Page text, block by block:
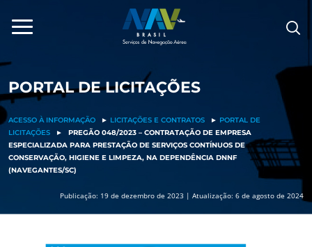
para
conteúdo
PORTAL DE LICITAÇÕES
ACESSO À INFORMAÇÃO ► LICITAÇÕES E CONTRATOS ► PORTAL DE
LICITAÇÕES
►
PREGÃO 048/2023 – CONTRATAÇÃO DE EMPRESA
ESPECIALIZADA PARA PRESTAÇÃO DE SERVIÇOS CONTÍNUOS DE
CONSERVAÇÃO, HIGIENE E LIMPEZA, NA DEPENDÊNCIA DNNF
(NAVEGANTES/SC)
Publicação: 19 de dezembro de 2023 | Atualização: 6 de agosto de 2024